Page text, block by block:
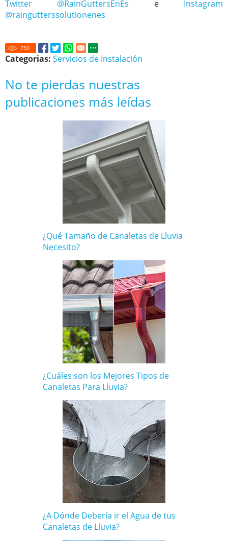
Twitter @RainGuttersEnEs e Instagram
@raingutterssolutionenes
750
Categorias: Servicios de Instalación
No te pierdas nuestras
publicaciones más leídas
¿Qué Tamaño de Canaletas de Lluvia
Necesito?
¿Cuáles son los Mejores Tipos de
Canaletas Para Lluvia?
¿A Dónde Debería ir el Agua de tus
Canaletas de Lluvia?